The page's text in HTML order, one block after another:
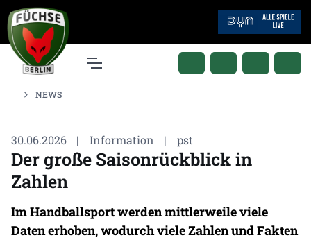
NEWS
30.06.2026 | Information | pst
Der große Saisonrückblick in
Zahlen
Im Handballsport werden mittlerweile viele
Daten erhoben, wodurch viele Zahlen und Fakten